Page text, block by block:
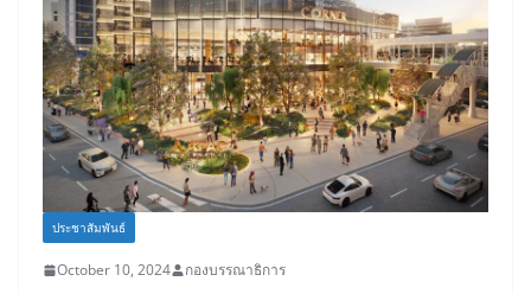
ประชาสัมพันธ์
October 10, 2024 กองบรรณาธิการ